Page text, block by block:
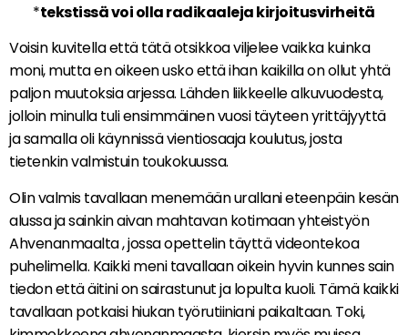
*tekstissä voi olla radikaaleja kirjoitusvirheitä
Voisin kuvitella että tätä otsikkoa viljelee vaikka kuinka
moni, mutta en oikeen usko että ihan kaikilla on ollut yhtä
paljon muutoksia arjessa. Lähden liikkeelle alkuvuodesta,
jolloin minulla tuli ensimmäinen vuosi täyteen yrittäjyyttä
ja samalla oli käynnissä vientiosaaja koulutus, josta
tietenkin valmistuin toukokuussa.
Olin valmis tavallaan menemään urallani eteenpäin kesän
alussa ja sainkin aivan mahtavan kotimaan yhteistyön
Ahvenanmaalta , jossa opettelin täyttä videontekoa
puhelimella. Kaikki meni tavallaan oikein hyvin kunnes sain
tiedon että äitini on sairastunut ja lopulta kuoli. Tämä kaikki
tavallaan potkaisi hiukan työrutiiniani paikaltaan. Toki,